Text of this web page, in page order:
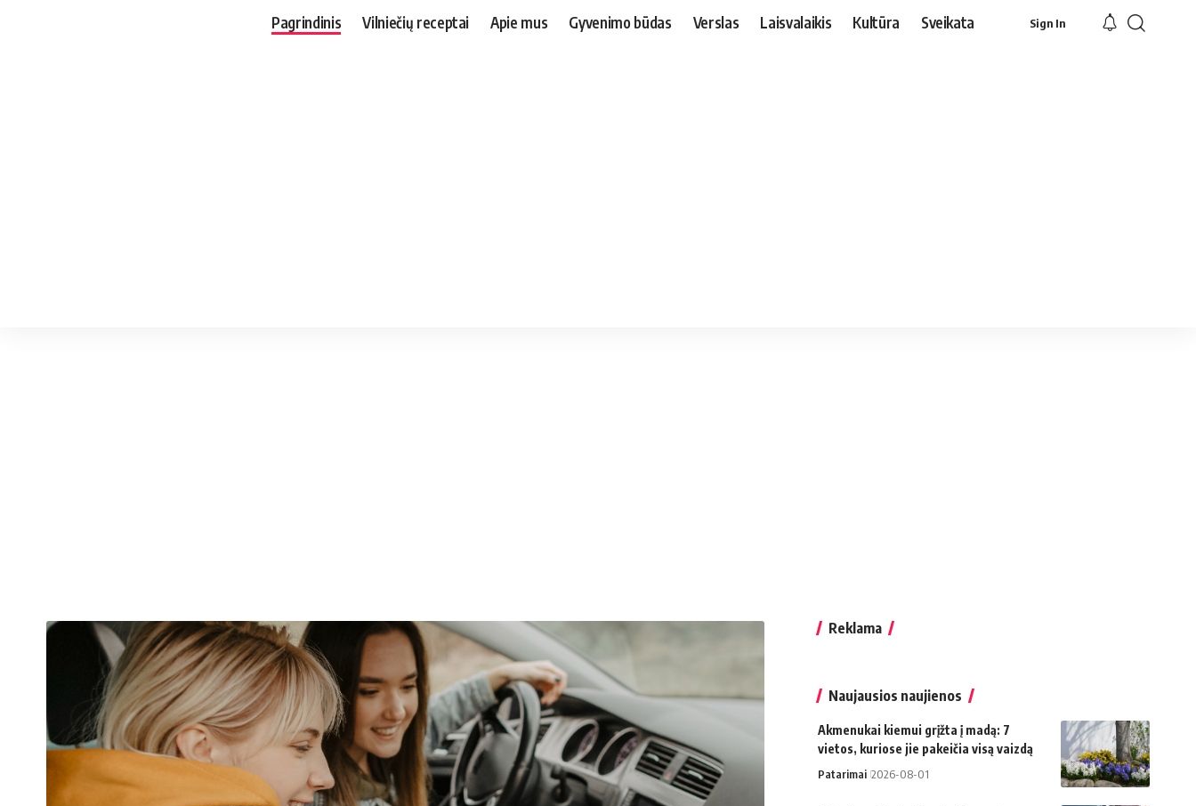
Pagrindinis Vilniečių receptai Apie mus Gyvenimo būdas Verslas Laisvalaikis Kultūra Sveikata Sign In
Reklama
Naujausios naujienos
Akmenukai kiemui grįžta į madą: 7
vietos, kuriose jie pakeičia visą vaizdą
Patarimai 2026-08-01